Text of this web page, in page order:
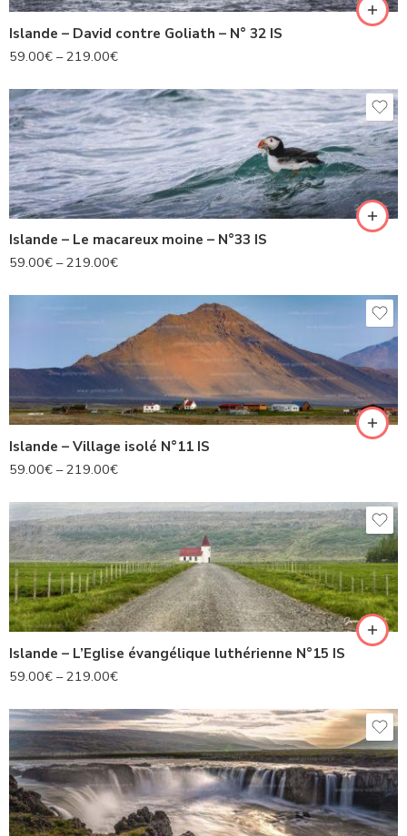
Islande – David contre Goliath – N° 32 IS
59.00€ –219.00€
Islande – Le macareux moine – N°33 IS
59.00€ –219.00€
Islande – Village isolé N°11 IS
59.00€ –219.00€
Islande – L’Eglise évangélique luthérienne N°15 IS
59.00€ –219.00€